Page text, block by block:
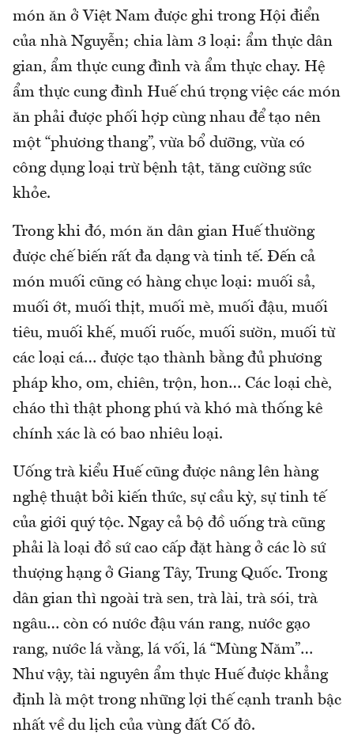
món ăn ở Việt Nam được ghi trong Hội điển
của nhà Nguyễn; chia làm 3 loại: ẩm thực dân
gian, ẩm thực cung đình và ẩm thực chay. Hệ
ẩm thực cung đình Huế chú trọng việc các món
ăn phải được phối hợp cùng nhau để tạo nên
một “phương thang”, vừa bổ dưỡng, vừa có
công dụng loại trừ bệnh tật, tăng cường sức
khỏe.
Trong khi đó, món ăn dân gian Huế thường
được chế biến rất đa dạng và tinh tế. Đến cả
món muối cũng có hàng chục loại: muối sả,
muối ớt, muối thịt, muối mè, muối đậu, muối
tiêu, muối khế, muối ruốc, muối sườn, muối từ
các loại cá… được tạo thành bằng đủ phương
pháp kho, om, chiên, trộn, hon… Các loại chè,
cháo thì thật phong phú và khó mà thống kê
chính xác là có bao nhiêu loại.
Uống trà kiểu Huế cũng được nâng lên hàng
nghệ thuật bởi kiến thức, sự cầu kỳ, sự tinh tế
của giới quý tộc. Ngay cả bộ đồ uống trà cũng
phải là loại đồ sứ cao cấp đặt hàng ở các lò sứ
thượng hạng ở Giang Tây, Trung Quốc. Trong
dân gian thì ngoài trà sen, trà lài, trà sói, trà
ngâu… còn có nước đậu ván rang, nước gạo
rang, nước lá vằng, lá vối, lá “Mùng Năm”…
Như vậy, tài nguyên ẩm thực Huế được khẳng
định là một trong những lợi thế cạnh tranh bậc
nhất về du lịch của vùng đất Cố đô.